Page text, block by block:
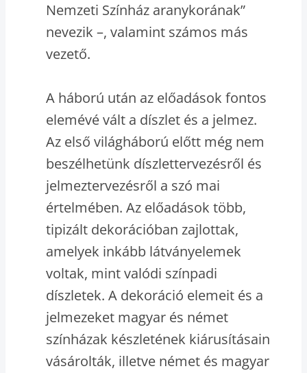
Nemzeti Színház aranykorának”
nevezik –, valamint számos más
vezető.
A háború után az előadások fontos
elemévé vált a díszlet és a jelmez.
Az első világháború előtt még nem
beszélhetünk díszlettervezésről és
jelmeztervezésről a szó mai
értelmében. Az előadások több,
tipizált dekorációban zajlottak,
amelyek inkább látványelemek
voltak, mint valódi színpadi
díszletek. A dekoráció elemeit és a
jelmezeket magyar és német
színházak készletének kiárusításain
vásárolták, illetve német és magyar